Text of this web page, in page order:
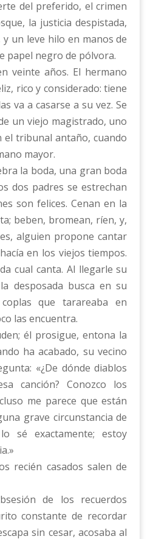
del preferido, el crimen
la justicia despistada,
un leve hilo en manos de
papel negro de pólvora.
veinte años. El hermano
rico y considerado: tiene
va a casarse a su vez. Se
un viejo magistrado, uno
tribunal antaño, cuando
mayor.
la boda, una gran boda
dos padres se estrechan
son felices. Cenan en la
beben, bromean, ríen, y,
alguien propone cantar
en los viejos tiempos.
cual canta. Al llegarle su
desposada busca en su
que tarareaba en
las encuentra.
él prosigue, entona la
ha acabado, su vecino
«¿De dónde diablos
canción? Conozco los
me parece que están
grave circunstancia de
sé exactamente; estoy
recién casados salen de
de los recuerdos
constante de recordar
sin cesar, acosaba al